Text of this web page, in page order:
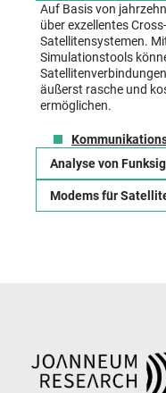
Auf Basis von
über exzellentes
Satellitensystemen.
Simulationstools
äußerst rasche und
ermöglichen.
Analyse von
Modems für